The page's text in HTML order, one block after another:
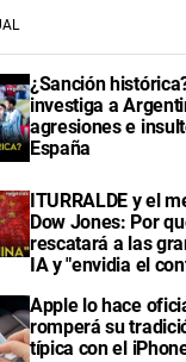
¿Sanción
investiga a
agresiones e
España
ITURRALDE y el
Dow Jones: Por
rescatará a las
IA y "envidia el
Apple lo hace
romperá su
típica con el